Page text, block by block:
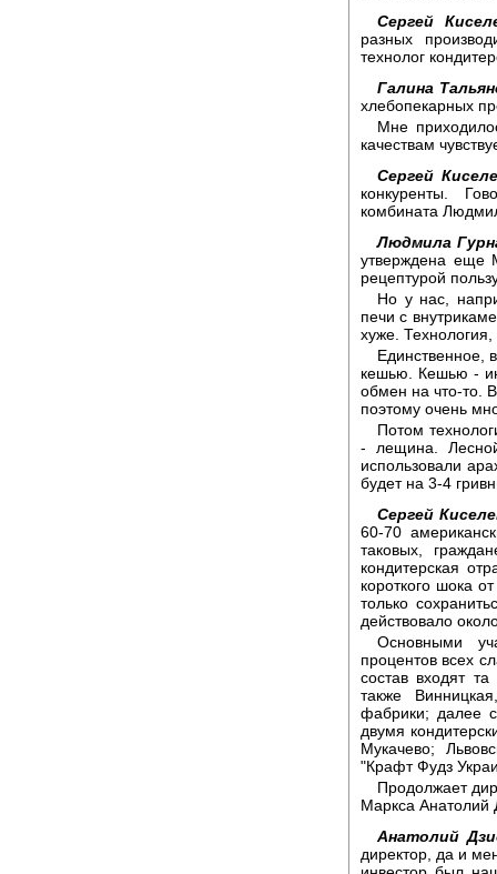
Сергей
разных
технолог
Галина
хлебопекарных
Мне
качествам
Сергей
конкуренты.
комбината
Людмила
утверждена еще
рецептурой
Но у нас,
печи с
хуже.
Единственное,
кешью. Кешью -
обмен на что-то.
поэтому очень
Потом
- лещина.
использовали
будет на 3-4
Сергей
60-70
таковых,
кондитерская
короткого шока
только
действовало
Основными
процентов всех
состав входят
также
фабрики; далее
двумя
Мукачево;
"Крафт Фудз
Продолжает
Маркса Анатолий
Анатолий
директор, да и